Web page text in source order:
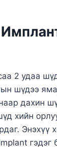
2 удаа
шүдээ
дахин
хийн
Энэхүү
гэдэг